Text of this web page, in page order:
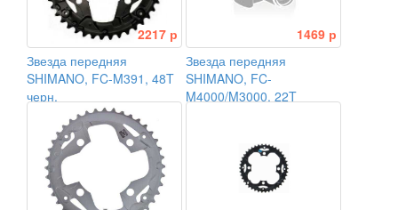
2217 р
Звезда передняя
SHIMANO, FC-M391, 48T
черн.
1469 р
Звезда передняя
SHIMANO, FC-
M4000/M3000, 22T